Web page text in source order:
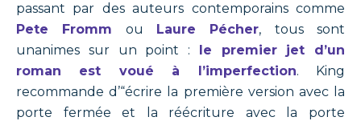
passant par des auteurs contemporains comme
Pete Fromm ou Laure Pécher, tous sont
unanimes sur un point : le premier jet d’un
roman est voué à l’imperfection. King
recommande d’“écrire la première version avec la
porte fermée et la réécriture avec la porte